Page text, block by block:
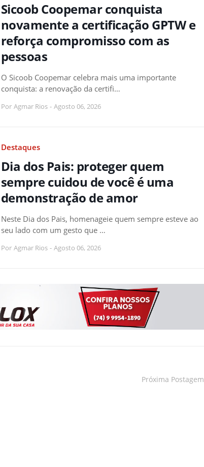
Sicoob Coopemar conquista
novamente a certificação GPTW e
reforça compromisso com as
pessoas
O Sicoob Coopemar celebra mais uma importante
conquista: a renovação da certifi…
Por Agmar Rios - Agosto 06, 2026
Destaques
Dia dos Pais: proteger quem
sempre cuidou de você é uma
demonstração de amor
Neste Dia dos Pais, homenageie quem sempre esteve ao
seu lado com um gesto que …
Por Agmar Rios - Agosto 06, 2026
Próxima Postagem